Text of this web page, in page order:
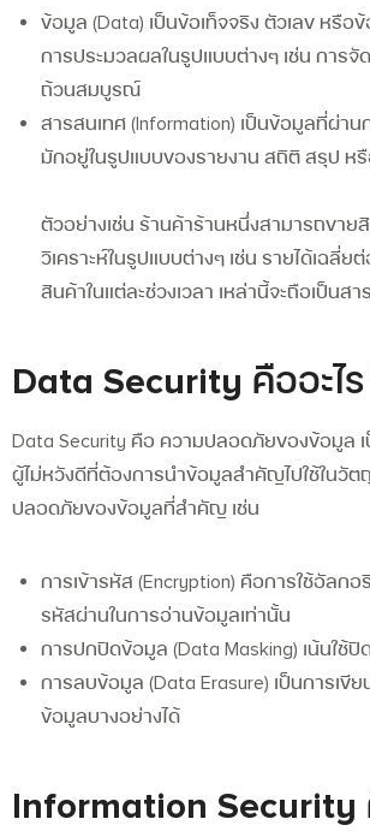
ข้อมูล (Data) เป็นข้อเท็จจริง ตัวเลข หรือ
การประมวลผลในรูปแบบต่างๆ เช่น การจั
ถ้วนสมบูรณ์
สารสนเทศ (Information) เป็นข้อมูลที่ผ่าน
มักอยู่ในรูปแบบของรายงาน สถิติ สรุป ห
ตัวอย่างเช่น ร้านค้าร้านหนึ่งสามารถขา
วิเคราะห์ในรูปแบบต่างๆ เช่น รายได้เฉ
สินค้าในแต่ละช่วงเวลา เหล่านี้จะถือเป็นสา
Data Security คืออะไ
Data Security คือ ความปลอดภัยของข้อมูล
ผู้ไม่หวังดีที่ต้องการนำข้อมูลสำคัญไปใช้ในวัต
ปลอดภัยของข้อมูลที่สำคัญ เช่น
การเข้ารหัส (Encryption) คือการใช้อัลกอ
รหัสผ่านในการอ่านข้อมูลเท่านั้น
การปกปิดข้อมูล (Data Masking) เน้นใช้
การลบข้อมูล (Data Erasure) เป็นการเขี
ข้อมูลบางอย่างได้
Information Security